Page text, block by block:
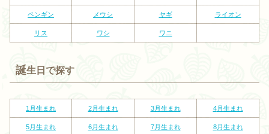
ペンギン メウシ ヤギ ライオン
リス ワシ ワニ
誕生日で探す
1月生まれ 2月生まれ 3月生まれ 4月生まれ
5月生まれ 6月生まれ 7月生まれ 8月生まれ